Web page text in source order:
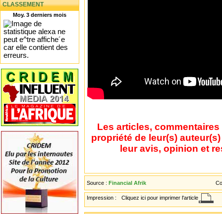
CLASSEMENT
Moy. 3 derniers mois
Les articles,
propriété de leur(s)
leur avis, opinion et
Source : Financial Afrik
Impression : Cliquez ici pour imprimer l'article